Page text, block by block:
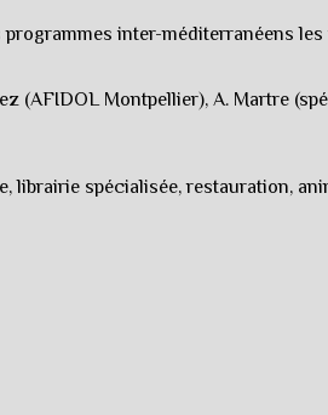
inter-méditerranéens
(AFIDOL Montpellier), A. Martre
librairie spécialisée, restauration,